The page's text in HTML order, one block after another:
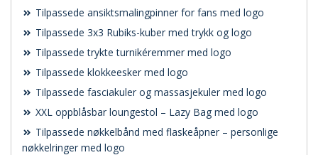
Tilpassede ansiktsmalingpinner for fans med logo
Tilpassede 3x3 Rubiks-kuber med trykk og logo
Tilpassede trykte turnikéremmer med logo
Tilpassede klokkeesker med logo
Tilpassede fasciakuler og massasjekuler med logo
XXL oppblåsbar loungestol – Lazy Bag med logo
Tilpassede nøkkelbånd med flaskeåpner – personlige
nøkkelringer med logo